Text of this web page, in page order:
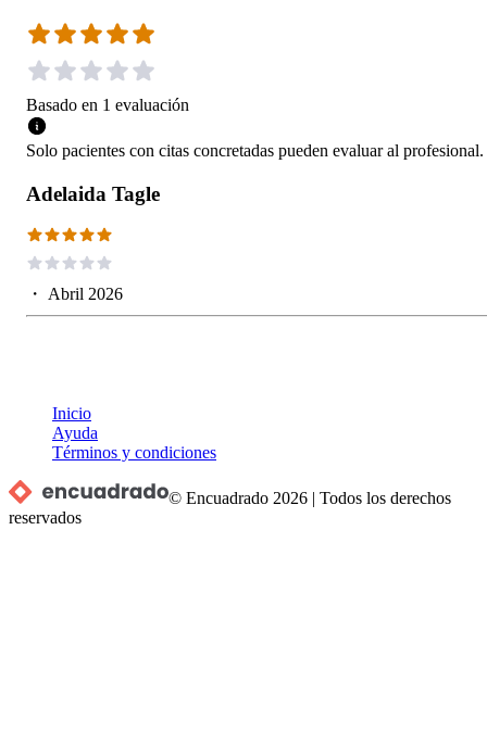
Basado en 1 evaluación
Solo pacientes con citas concretadas pueden evaluar al profesional.
Adelaida Tagle
・ Abril 2026
Inicio
Ayuda
Términos y condiciones
© Encuadrado 2026 |Todos los derechos
reservados